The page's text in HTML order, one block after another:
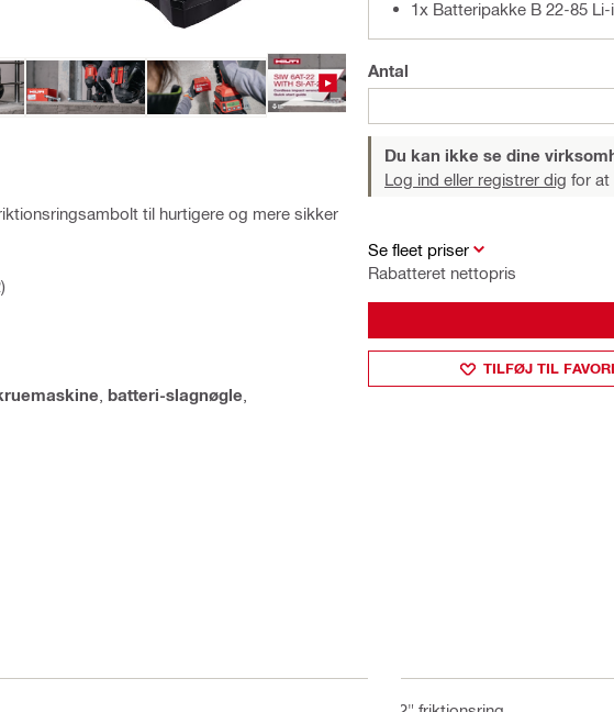
til hurtigere og mere sikker
batteri-slagnøgle
1x Batteripakke B 22-85
Antal
Du kan ikke se dine
Log ind eller registrer dig for at
Se fleet priser
Rabatteret nettopris
TILFØJ TIL